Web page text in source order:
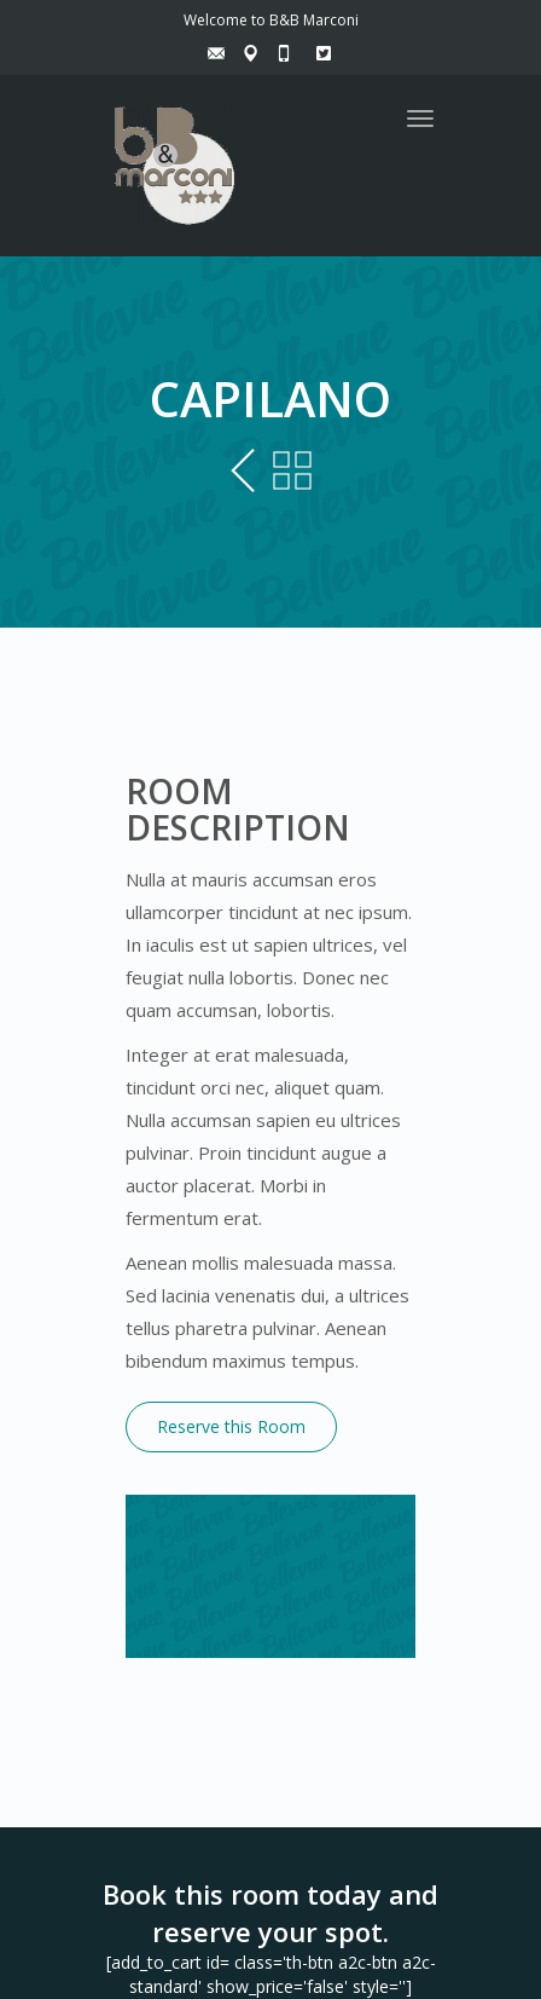
Welcome to B&B Marconi
Toggle
CAPILANO
ROOM
DESCRIPTION
Nulla at mauris accumsan eros
ullamcorper tincidunt at nec ipsum.
In iaculis est ut sapien ultrices, vel
feugiat nulla lobortis. Donec nec
quam accumsan, lobortis.
Integer at erat malesuada,
tincidunt orci nec, aliquet quam.
Nulla accumsan sapien eu ultrices
pulvinar. Proin tincidunt augue a
auctor placerat. Morbi in
fermentum erat.
Aenean mollis malesuada massa.
Sed lacinia venenatis dui, a ultrices
tellus pharetra pulvinar. Aenean
bibendum maximus tempus.
Reserve this Room
Book this room today and
reserve your spot.
[add_to_cart id= class='th-btn a2c-btn a2c-
standard' show_price='false' style='']